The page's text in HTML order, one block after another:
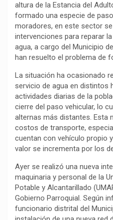
altura de la Estancia del
formado una especie de
moradores, en este sector
intervenciones para reparar
agua, a cargo del Municipio
han resuelto el problema de
La situación ha ocasionado
servicio de agua en distintos
actividades diarias de la
cierre del paso vehicular, lo
alternas más distantes. Esta
costos de transporte,
cuentan con vehículo propio
valor se incrementa por los
Ayer se realizó una nueva
maquinaria y personal de la
Potable y Alcantarillado
Gobierno Parroquial. Según
funcionario distrital del